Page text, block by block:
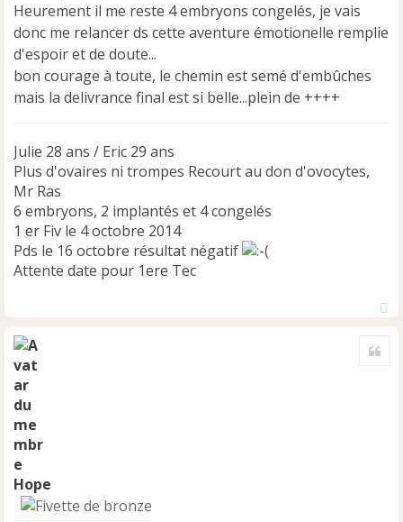
Heurement il me reste 4 embryons congelés, je vais
donc me relancer ds cette aventure émotionelle remplie
d'espoir et de doute...
bon courage à toute, le chemin est semé d'embûches
mais la delivrance final est si belle...plein de ++++
Julie 28 ans / Eric 29 ans
Plus d'ovaires ni trompes Recourt au don d'ovocytes,
Mr Ras
6 embryons, 2 implantés et 4 congelés
1 er Fiv le 4 octobre 2014
Pds le 16 octobre résultat négatif
Attente date pour 1ere Tec
Hope